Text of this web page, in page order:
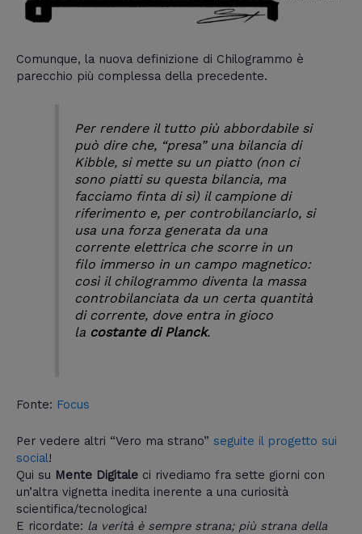
Comunque, la nuova definizione di Chilogrammo è
parecchio più complessa della precedente.
Per rendere il tutto più abbordabile si
può dire che, “presa” una bilancia di
Kibble, si mette su un piatto (non ci
sono piatti su questa bilancia, ma
facciamo finta di sì) il campione di
riferimento e, per controbilanciarlo, si
usa una forza generata da una
corrente elettrica che scorre in un
filo immerso in un campo magnetico:
così il chilogrammo diventa la massa
controbilanciata da un certa quantità
di corrente, dove entra in gioco
la costante di Planck.
Fonte: Focus
Per vedere altri “Vero ma strano” seguite il progetto sui
social!
Qui su Mente Digitale ci rivediamo fra sette giorni con
un’altra vignetta inedita inerente a una curiosità
scientifica/tecnologica!
E ricordate: la verità è sempre strana; più strana della